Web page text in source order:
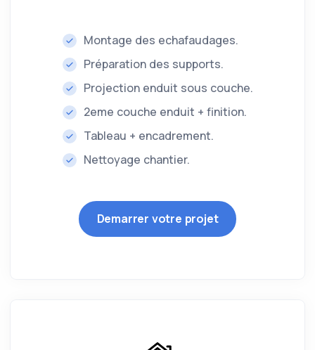
Montage des echafaudages.
Préparation des supports.
Projection enduit sous couche.
2eme couche enduit + finition.
Tableau + encadrement.
Nettoyage chantier.
Demarrer votre projet